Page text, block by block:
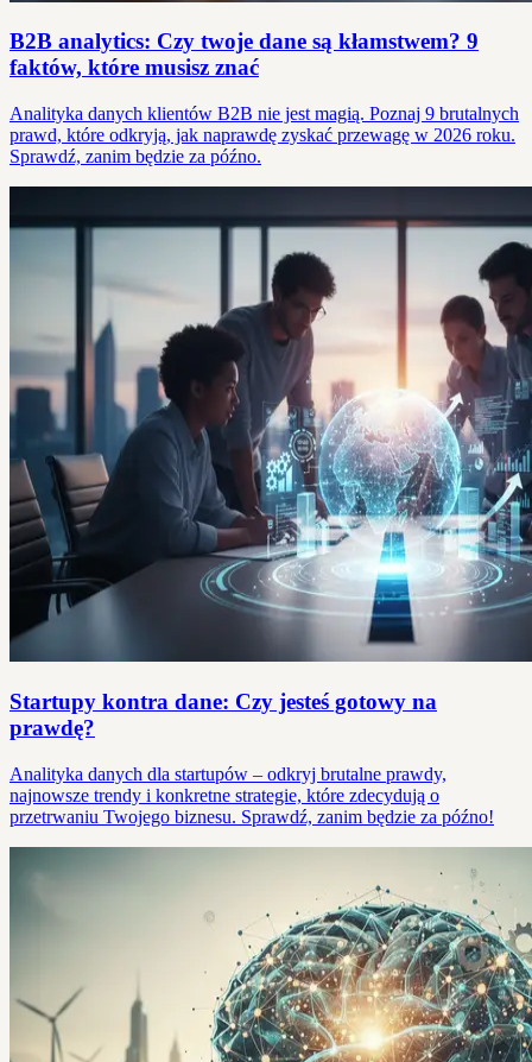
B2B analytics: Czy twoje dane są kłamstwem? 9
faktów, które musisz znać
Analityka danych klientów B2B nie jest magią. Poznaj 9 brutalnych
prawd, które odkryją, jak naprawdę zyskać przewagę w 2026 roku.
Sprawdź, zanim będzie za późno.
Startupy kontra dane: Czy jesteś gotowy na
prawdę?
Analityka danych dla startupów – odkryj brutalne prawdy,
najnowsze trendy i konkretne strategie, które zdecydują o
przetrwaniu Twojego biznesu. Sprawdź, zanim będzie za późno!